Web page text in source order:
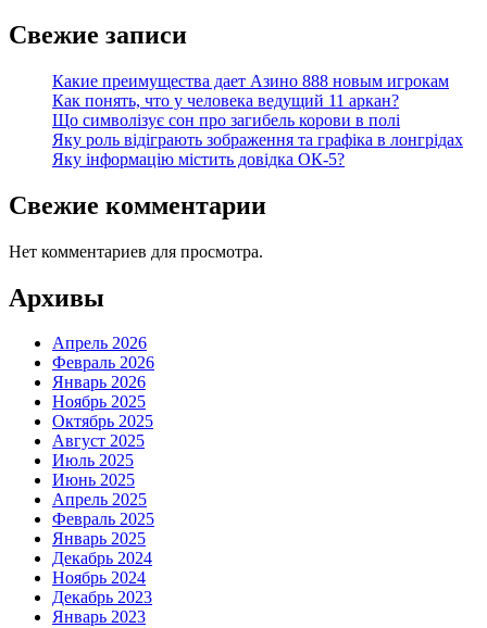
Свежие записи
Какие преимущества дает Азино 888 новым игрокам
Как понять, что у человека ведущий 11 аркан?
Що символізує сон про загибель корови в полі
Яку роль відіграють зображення та графіка в лонгрідах
Яку інформацію містить довідка ОК-5?
Свежие комментарии
Нет комментариев для просмотра.
Архивы
Апрель 2026
Февраль 2026
Январь 2026
Ноябрь 2025
Октябрь 2025
Август 2025
Июль 2025
Июнь 2025
Апрель 2025
Февраль 2025
Январь 2025
Декабрь 2024
Ноябрь 2024
Декабрь 2023
Январь 2023